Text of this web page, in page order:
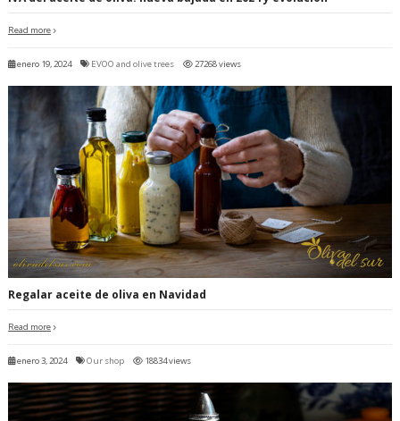
Read more
enero 19, 2024 EVOO and olive trees 27268 views
Regalar aceite de oliva en Navidad
Read more
enero 3, 2024 Our shop 18834 views